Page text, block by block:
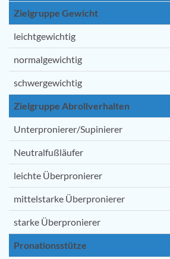
Zielgruppe Gewicht
leichtgewichtig
normalgewichtig
schwergewichtig
Zielgruppe Abrollverhalten
Unterpronierer/Supinierer
Neutralfußläufer
leichte Überpronierer
mittelstarke Überpronierer
starke Überpronierer
Pronationsstütze